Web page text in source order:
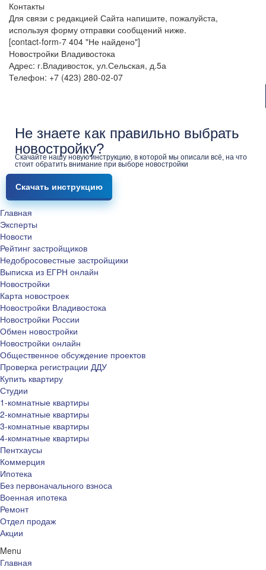
Контакты
Для связи с редакцией Сайта напишите, пожалуйста,
используя форму отправки сообщений ниже.
[contact-form-7 404 "Не найдено"]
Новостройки Владивостока
Адрес: г.Владивосток, ул.Сельская, д.5а
Телефон: +7 (423) 280-02-07
Не знаете как правильно выбрать
новостройку?
Скачайте нашу новую инструкцию, в которой мы описали всё, на что
стоит обратить внимание при выборе новостройки
Скачать инструкцию
Главная
Эксперты
Новости
Рейтинг застройщиков
Недобросовестные застройщики
Выписка из ЕГРН онлайн
Новостройки
Карта новостроек
Новостройки Владивостока
Новостройки России
Обмен новостройки
Новостройки онлайн
Общественное обсуждение проектов
Проверка регистрации ДДУ
Купить квартиру
Студии
1-комнатные квартиры
2-комнатные квартиры
3-комнатные квартиры
4-комнатные квартиры
Пентхаусы
Коммерция
Ипотека
Без первоначального взноса
Военная ипотека
Ремонт
Отдел продаж
Акции
Menu
Главная